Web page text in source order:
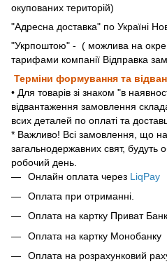
окупованих територій)
"Адресна доставка" по Україні
"Укрпоштою" - ( можлива на
тарифами компанії Відправка
Терміни формування та
• Для товарів зі знаком "в
відвантаження замовлення
всих деталей по оплаті та
* Важливо! Всі замовлення, що
загальнодержавних свят, будуть
робочий день.
Онлайн оплата через LiqPay
Оплата при отриманні.
Оплата на картку Приват
Оплата на картку Монобанку
Оплата на розрахунковий